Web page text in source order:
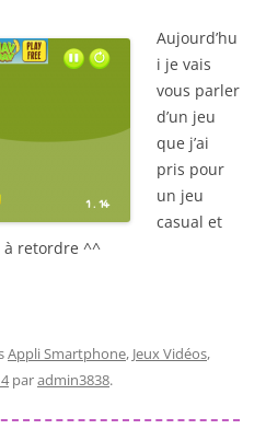
Aujourd’hu
i je vais
vous parler
d’un jeu
que j’ai
pris pour
un jeu
casual et
à retordre ^^
Appli Smartphone, Jeux Vidéos,
paradmin3838.